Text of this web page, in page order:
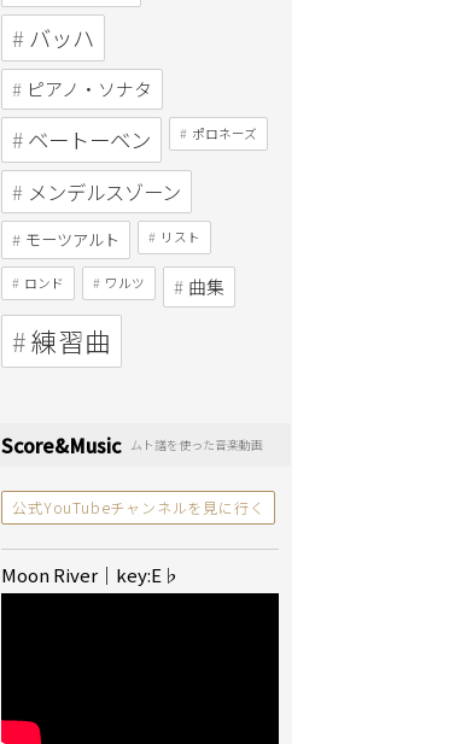
バッハ
ピアノ・ソナタ
ベートーベン ポロネーズ
メンデルスゾーン
モーツアルト リスト
ロンド ワルツ 曲集
練習曲
Score&Music ムト譜を使った音楽動画
公式YouTubeチャンネルを見に行く
Moon River｜key:E♭